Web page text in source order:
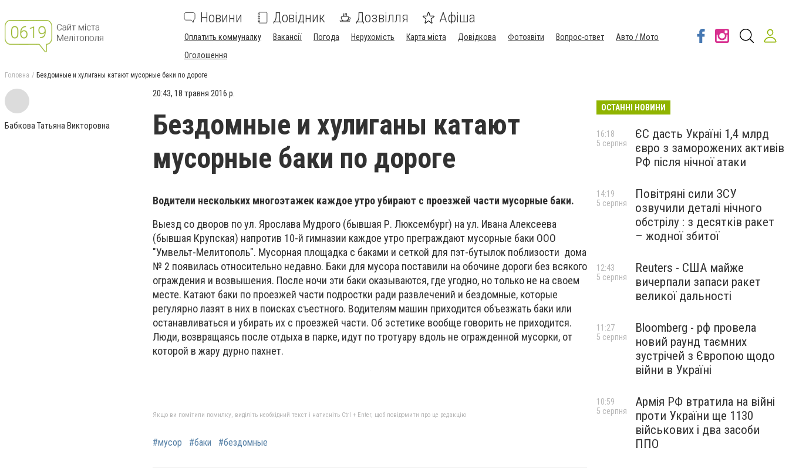
Новини Довідник Дозвілля Афіша
Оплатить коммуналку Вакансії Погода Нерухомість Карта міста Довідкова Фотозвіти Вопрос-ответ
Авто / Мото
Оголошення
Головна Бездомные и хулиганы катают мусорные баки по дороге
Бабкова Татьяна Викторовна
20:43, 18 травня 2016 р.
Бездомные и хулиганы катают
мусорные баки по дороге
Водители нескольких многоэтажек каждое утро убирают с проезжей части мусорные баки.
Выезд со дворов по ул. Ярослава Мудрого (бывшая Р. Люксембург) на ул. Ивана Алексеева
(бывшая Крупская) напротив 10-й гимназии каждое утро преграждают мусорные баки ООО
"Умвельт-Мелитополь". Мусорная площадка с баками и сеткой для пэт-бутылок поблизости дома
№ 2 появилась относительно недавно. Баки для мусора поставили на обочине дороги без всякого
ограждения и возвышения. После ночи эти баки оказываются, где угодно, но только не на своем
месте. Катают баки по проезжей части подростки ради развлечений и бездомные, которые
регулярно лазят в них в поисках съестного. Водителям машин приходится объезжать баки или
останавливаться и убирать их с проезжей части. Об эстетике вообще говорить не приходится.
Люди, возвращаясь после отдыха в парке, идут по тротуару вдоль не огражденной мусорки, от
которой в жару дурно пахнет.
Якщо ви помітили помилку, виділіть необхідний текст і натисніть Ctrl + Enter, щоб повідомити про це редакцію
#мусор #баки #бездомные
ОСТАННІ НОВИНИ
ЄС дасть Україні 1,4 млрд
євро з заморожених активів
РФ після нічної атаки
16:18
5 серпня
Повітряні сили ЗСУ
озвучили деталі нічного
обстрілу : з десятків ракет
– жодної збитої
14:19
5 серпня
Reuters - США майже
вичерпали запаси ракет
великої дальності
12:43
5 серпня
Bloomberg - рф провела
новий раунд таємних
зустрічей з Європою щодо
війни в Україні
11:27
5 серпня
Армія РФ втратила на війні
проти України ще 1130
військових і два засоби
ППО
10:59
5 серпня